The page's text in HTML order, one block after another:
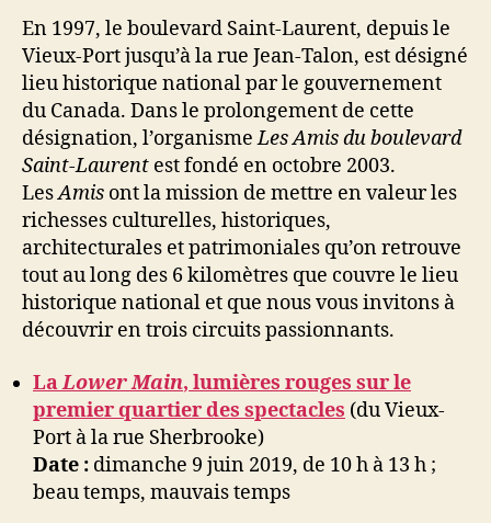
En 1997, le boulevard Saint-Laurent, depuis le
Vieux-Port jusqu’à la rue Jean-Talon, est désigné
lieu historique national par le gouvernement
du Canada. Dans le prolongement de cette
désignation, l’organismeLes Amis du boulevard
Saint-Laurent est fondé en octobre 2003.
LesAmis ont la mission de mettre en valeur les
richesses culturelles, historiques,
architecturales et patrimoniales qu’on retrouve
tout au long des 6 kilomètres que couvre le lieu
historique national et que nous vous invitons à
découvrir en trois circuits passionnants.
LaLower Main, lumières rouges sur le
premier quartier des spectacles (du Vieux-
Port à la rue Sherbrooke)
Date : dimanche 9 juin 2019, de 10 h à 13 h ;
beau temps, mauvais temps